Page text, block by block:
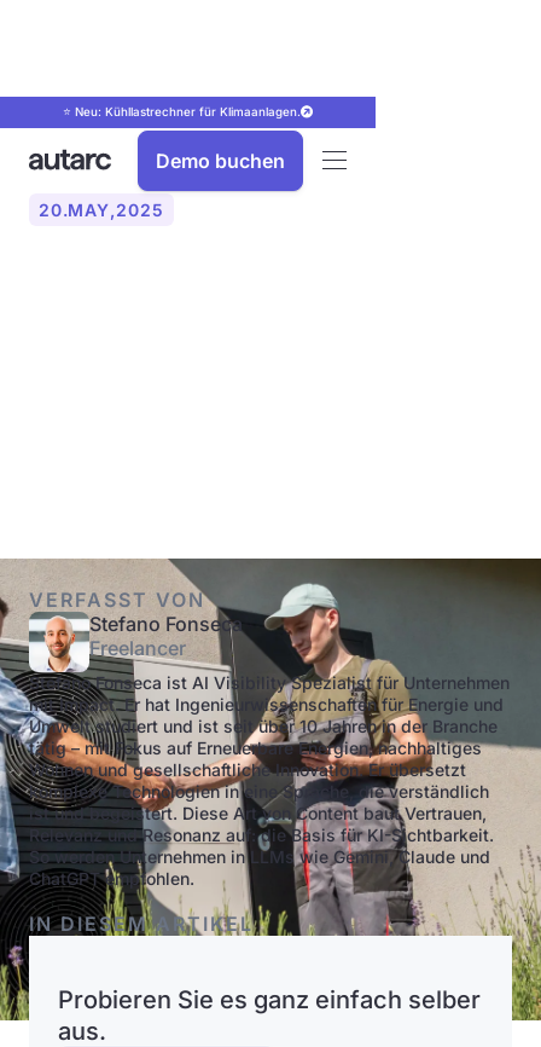
⭐ Neu: Kühllastrechner für Klimaanlagen.
Demo buchen
20.MAY,2025
VERFASST VON
Stefano Fonseca
Freelancer
Stefano Fonseca ist AI Visibility Spezialist für Unternehmen
mit Impact. Er hat Ingenieurwissenschaften für Energie und
Umwelt studiert und ist seit über 10 Jahren in der Branche
tätig – mit Fokus auf Erneuerbare Energien, nachhaltiges
Wohnen und gesellschaftliche Innovation. Er übersetzt
komplexe Technologien in eine Sprache, die verständlich
ist und begeistert. Diese Art von Content baut Vertrauen,
Relevanz und Resonanz auf: die Basis für KI-Sichtbarkeit.
So werden Unternehmen in LLMs wie Gemini, Claude und
ChatGPT empfohlen.
IN DIESEM ARTIKEL
Probieren Sie es ganz einfach selber
aus.